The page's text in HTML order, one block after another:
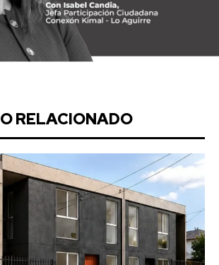
RELACIONADO